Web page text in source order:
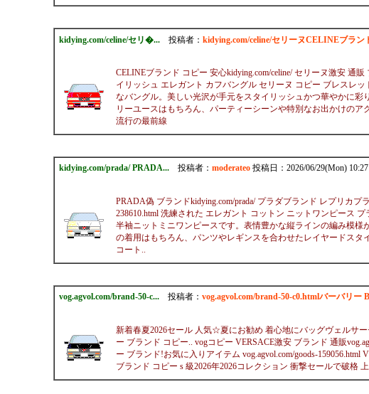
kidying.com/celine/セリ�...投稿者： kidying.com/celine/セリーヌCELINEブラン
CELINEブランド コピー 安心kidying.com/celine/ セリーヌ激安 通
イリッシュ エレガント カフバングル セリーヌ コピー ブレスレ
なバングル。美しい光沢が手元をスタイリッシュかつ華やかに
リーユースはもちろん、パーティーシーンや特別なお出かけのア
流行の最前線
kidying.com/prada/ PRADA...投稿者： moderateo投稿日：2026/06/29(Mon) 10:27
PRADA偽 ブランドkidying.com/prada/ プラダブランド レプリカ
238610.html 洗練された エレガント コットン ニットワンピース
半袖ニットミニワンピースです。表情豊かな縦ラインの編み模
の着用はもちろん、パンツやレギンスを合わせたレイヤードスタ
コート..
vog.agvol.com/brand-50-c...投稿者： vog.agvol.com/brand-50-c0.htmlバーバリー
新着春夏2026セール 人気☆夏にお勧め 着心地にバッグヴェルサ
ー ブランド コピー.. vogコピー VERSACE激安 ブランド 通販
ー ブランド!お気に入りアイテム vog.agvol.com/goods-
ブランド コピー s 級2026年2026コレクション 衝撃セールで破格